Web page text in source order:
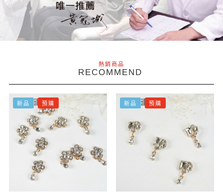
熱銷商品
RECOMMEND
新品 預購 新品 預購